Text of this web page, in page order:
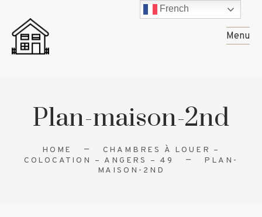
Menu
Plan-maison-2nd
HOME
CHAMBRES À LOUER –
COLOCATION – ANGERS – 49
PLAN-
MAISON-2ND
French